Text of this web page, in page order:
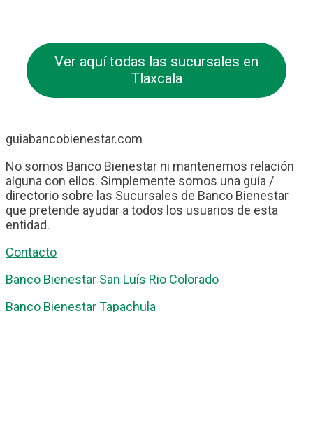
Ver aquí todas las sucursales en
Tlaxcala
guiabancobienestar.com
No somos Banco Bienestar ni mantenemos relación
alguna con ellos. Simplemente somos una guía /
directorio sobre las Sucursales de Banco Bienestar
que pretende ayudar a todos los usuarios de esta
entidad.
Contacto
Banco Bienestar San Luís Rio Colorado
Banco Bienestar Tapachula